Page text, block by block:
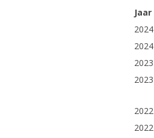
Jaar
2024
2024
2023
2023
2022
2022